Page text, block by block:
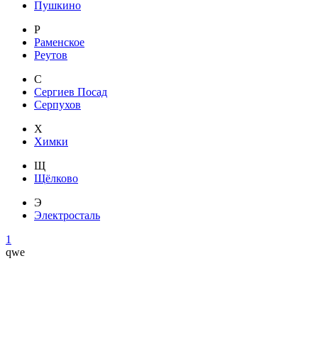
Пушкино
Р
Раменское
Реутов
С
Сергиев Посад
Серпухов
Х
Химки
Щ
Щёлково
Э
Электросталь
1
qwe